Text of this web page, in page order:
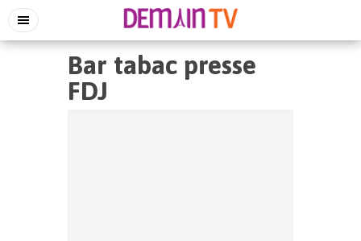
Bar tabac presse
FDJ